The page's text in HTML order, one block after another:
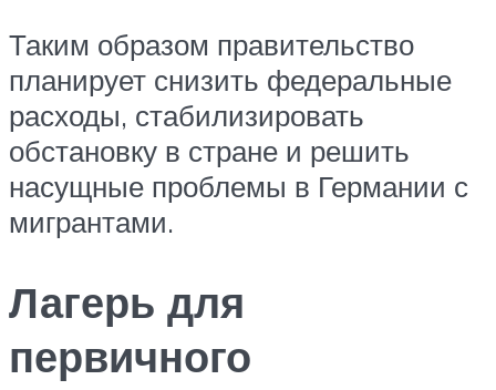
Таким образом правительство
планирует снизить федеральные
расходы, стабилизировать
обстановку в стране и решить
насущные проблемы в Германии с
мигрантами.
Лагерь для
первичного